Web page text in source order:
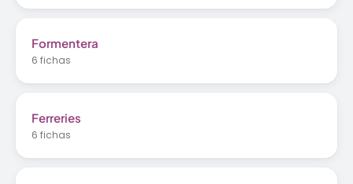
Formentera
6 fichas
Ferreries
6 fichas